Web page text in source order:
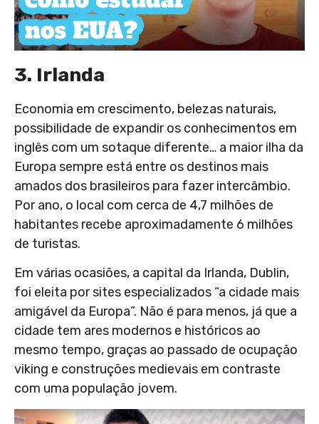
3. Irlanda
Economia em crescimento, belezas naturais,
possibilidade de expandir os conhecimentos em
inglês com um sotaque diferente… a maior ilha da
Europa sempre está entre os destinos mais
amados dos brasileiros para fazer intercâmbio.
Por ano, o local com cerca de 4,7 milhões de
habitantes recebe aproximadamente 6 milhões
de turistas.
Em várias ocasiões, a capital da Irlanda, Dublin,
foi eleita por sites especializados “a cidade mais
amigável da Europa”. Não é para menos, já que a
cidade tem ares modernos e históricos ao
mesmo tempo, graças ao passado de ocupação
viking e construções medievais em contraste
com uma população jovem.